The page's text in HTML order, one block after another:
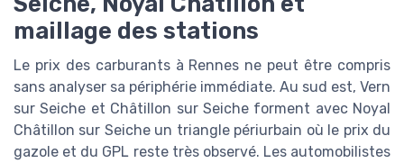
maillage des stations
Le prix des carburants à Rennes ne peut être compris
sans analyser sa périphérie immédiate. Au sud est, Vern
sur Seiche et Châtillon sur Seiche forment avec Noyal
Châtillon sur Seiche un triangle périurbain où le prix du
gazole et du GPL reste très observé. Les automobilistes